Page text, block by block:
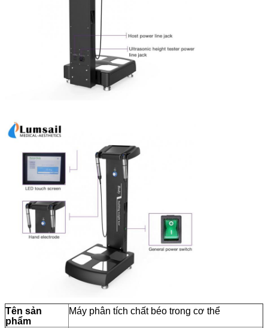
Tên sản
phẩm
Máy phân tích chất béo trong cơ thể